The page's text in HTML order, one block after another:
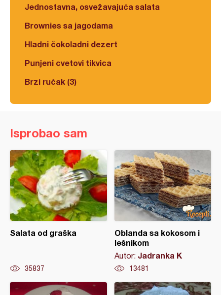
Jednostavna, osvežavajuća salata
Brownies sa jagodama
Hladni čokoladni dezert
Punjeni cvetovi tikvica
Brzi ručak (3)
Isprobao sam
Salata od graška
35837
Oblanda sa kokosom i
lešnikom
Autor: Jadranka K
13481